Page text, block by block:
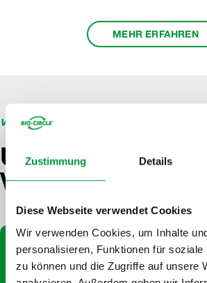
Zustimmung Details
Diese Webseite verwendet Cookies
Wir verwenden Cookies, um Inhalte
personalisieren, Funktionen für soziale
zu können und die Zugriffe auf unsere
MEHR ERFAHREN
VALUES
Unsere
Vorteile